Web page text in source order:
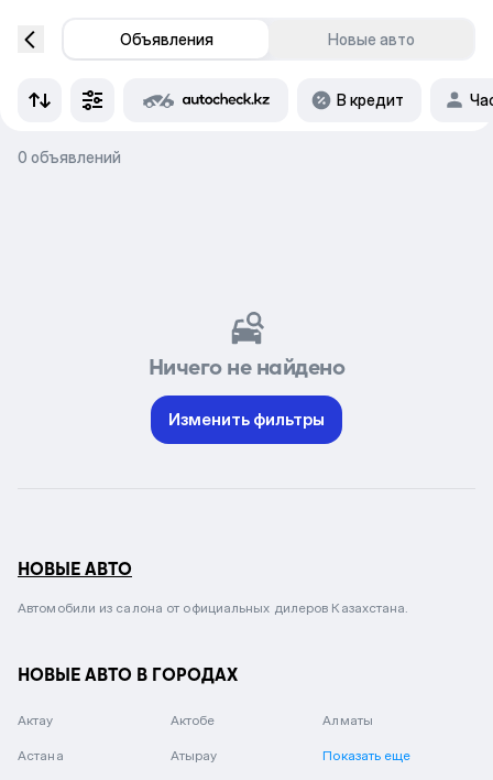
Объявления Новые авто
В кредит
0 объявлений
Ничего не найдено
Изменить фильтры
НОВЫЕ АВТО
Автомобили из салона от официальных дилеров Казахстана.
НОВЫЕ АВТО В ГОРОДАХ
Актау Актобе Алматы
Астана Атырау Показать еще